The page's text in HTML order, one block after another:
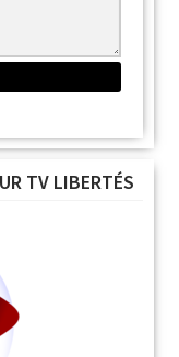
TV LIBERTÉS